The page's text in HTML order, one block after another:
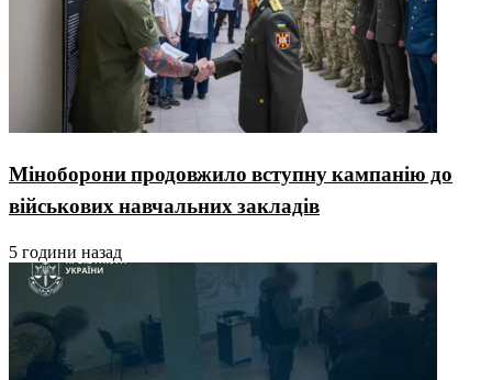
Міноборони продовжило вступну кампанію до
військових навчальних закладів
5 години назад